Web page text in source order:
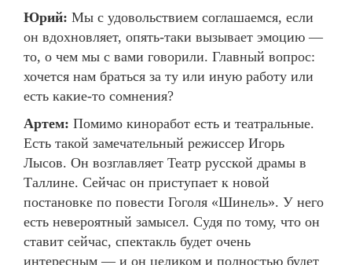
Юрий: Мы с удовольствием соглашаемся, если
он вдохновляет, опять-таки вызывает эмоцию —
то, о чем мы с вами говорили. Главный вопрос:
хочется нам браться за ту или иную работу или
есть какие-то сомнения?
Артем: Помимо киноработ есть и театральные.
Есть такой замечательный режиссер Игорь
Лысов. Он возглавляет Театр русской драмы в
Таллине. Сейчас он приступает к новой
постановке по повести Гоголя «Шинель». У него
есть невероятный замысел. Судя по тому, что он
ставит сейчас, спектакль будет очень
интересным — и он целиком и полностью будет